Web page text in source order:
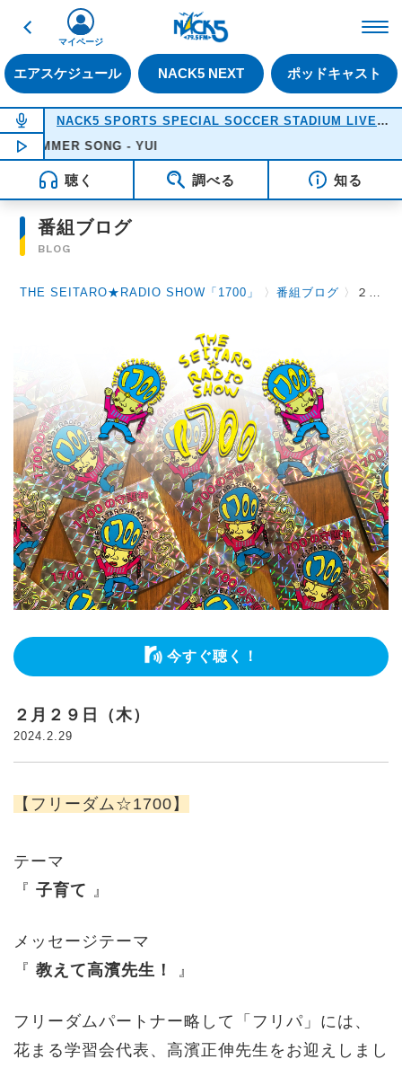
戻る
エアスケジュール NACK5 NEXT ポッドキャスト
マイページ
NOW ON AIR
NACK5 SPORTS SPECIAL SOCCER STADIUM LIVE 2026
NOW PLAYING18:05
SONG - YUI
聴く 調べる 知る
番組ブログ
BLOG
THE SEITARO★RADIO SHOW「1700」 〉番組ブログ 〉 ２月２９日（木）
今すぐ聴く！
２月２９日（木）
2024.2.29
【フリーダム☆1700】
テーマ
『 子育て 』
メッセージテーマ
『 教えて高濱先生！ 』
フリーダムパートナー略して「フリパ」には、
花まる学習会代表、高濱正伸先生をお迎えしまし